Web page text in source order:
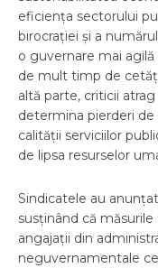
eficiența sectorului
birocrației și a
o guvernare mai
de mult timp de
altă parte, criticii
determina pierderi de
calității serviciilor
de lipsa resurselor
Sindicatele au
susținând că
angajații din
neguvernamentale